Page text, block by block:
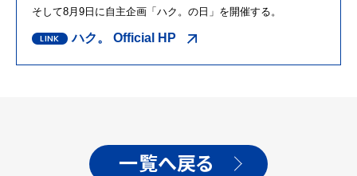
そして8月9日に自主企画「ハク。の日」を開催する。
ハク。 Official HP
一覧へ戻る